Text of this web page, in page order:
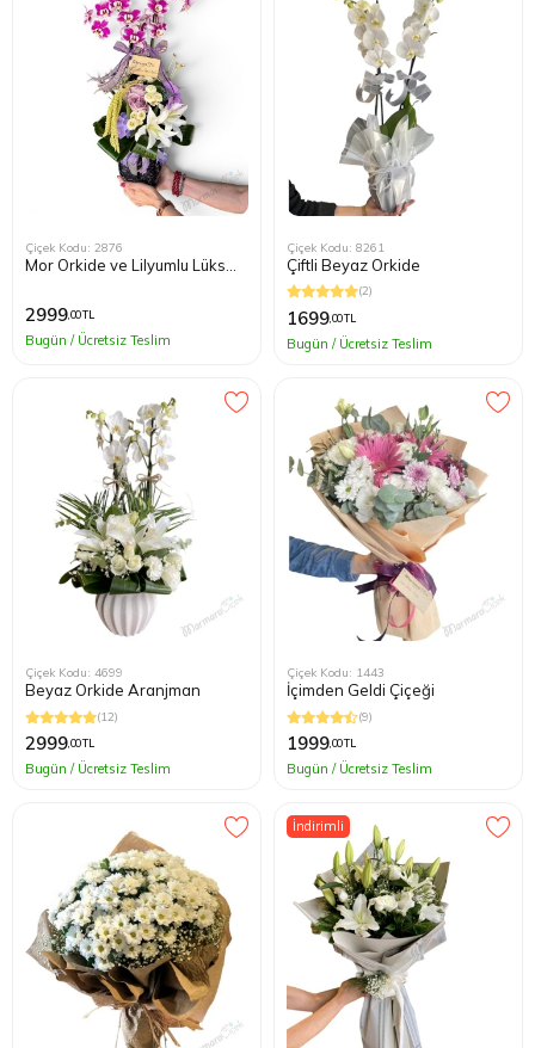
Çiçek Kodu: 2876
Mor Orkide ve Lilyumlu Lüks
2999,00 TL
Bugün / Ücretsiz Teslim
Çiçek Kodu: 8261
Çiftli Beyaz Orkide
(2)
1699,00 TL
Bugün / Ücretsiz Teslim
Çiçek Kodu: 4699
Beyaz Orkide Aranjman
(12)
2999,00 TL
Bugün / Ücretsiz Teslim
Çiçek Kodu: 1443
İçimden Geldi Çiçeği
(9)
1999,00 TL
Bugün / Ücretsiz Teslim
İndirimli